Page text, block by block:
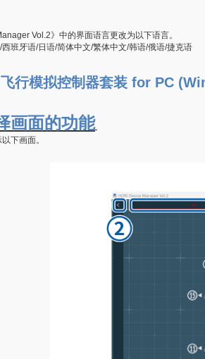
Vol.2》中的界面语言更改为以下语言。
班牙语/日语/简体中文/繁体中文/韩语/俄语/捷克语
行模拟控制器套装 for PC
画面的功能
下画面。